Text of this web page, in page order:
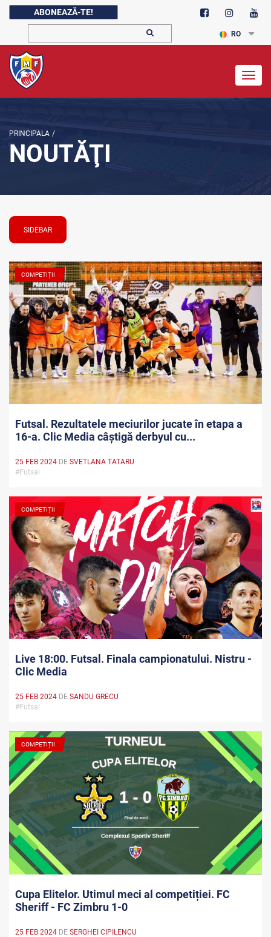
ABONEAZĂ-TE!
RO
PRINCIPALA /
NOUTĂŢI
SIDEBAR
COMPETIȚII
Futsal. Rezultatele meciurilor jucate în etapa a
16-a. Clic Media câștigă derbyul cu...
25 FEB 2024 DE SVETLANA TATARU
#Futsal
COMPETIȚII
Live 18:00. Futsal. Finala campionatului. Nistru -
Clic Media
25 FEB 2024 DE SANDU GRECU
#Futsal
COMPETIȚII
Cupa Elitelor. Utimul meci al competiției. FC
Sheriff - FC Zimbru 1-0
25 FEB 2024 DE SERGHEI CIPILENCU